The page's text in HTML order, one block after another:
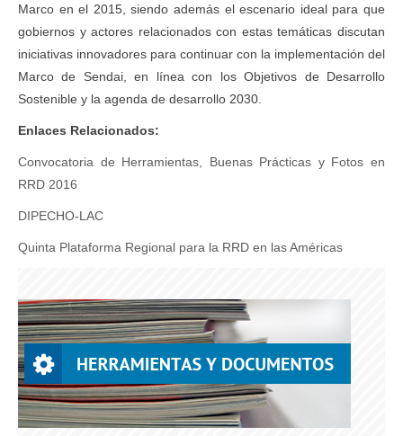
Marco en el 2015, siendo además el escenario ideal para que
gobiernos y actores relacionados con estas temáticas discutan
iniciativas innovadores para continuar con la implementación del
Marco de Sendai, en línea con los Objetivos de Desarrollo
Sostenible y la agenda de desarrollo 2030.
Enlaces Relacionados:
Convocatoria de Herramientas, Buenas Prácticas y Fotos en
RRD 2016
DIPECHO-LAC
Quinta Plataforma Regional para la RRD en las Américas